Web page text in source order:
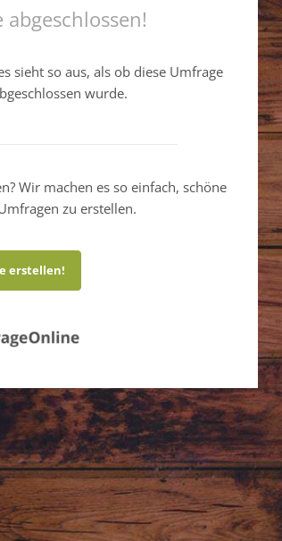
sieht so aus, als ob diese Umfrage
wurde.
Wir machen es so einfach, schöne
zu erstellen.
erstellen!